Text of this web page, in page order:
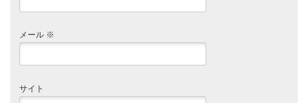
メール ※
サイト